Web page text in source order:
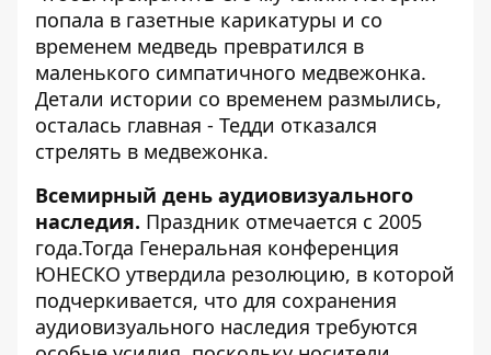
попала в газетные карикатуры и со
временем медведь превратился в
маленького симпатичного медвежонка.
Детали истории со временем размылись,
осталась главная - Тедди отказался
стрелять в медвежонка.
Всемирный день аудиовизуального
наследия. Праздник отмечается с 2005
года.Тогда Генеральная конференция
ЮНЕСКО утвердила резолюцию, в которой
подчеркивается, что для сохранения
аудиовизуального наследия требуются